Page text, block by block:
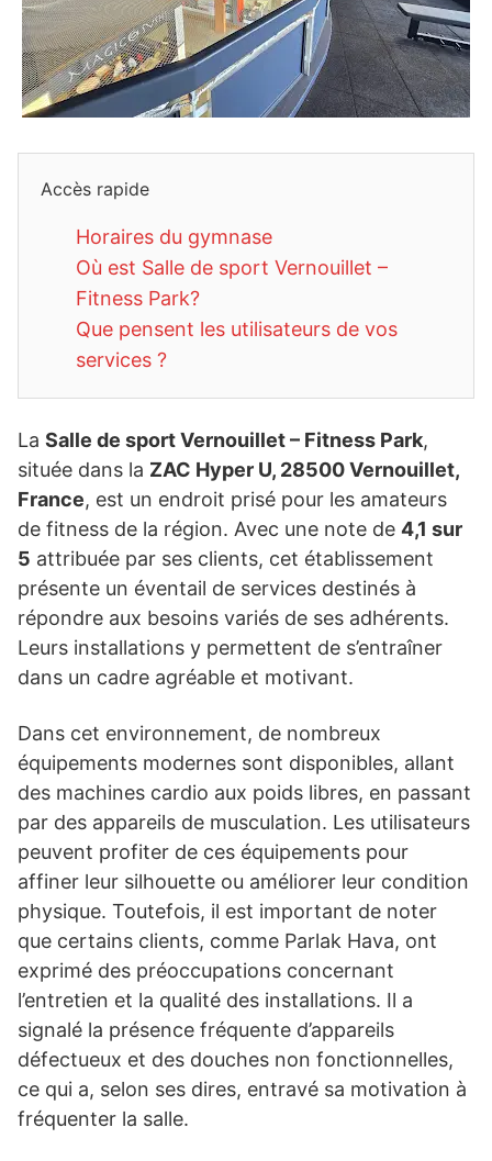
Accès rapide
Horaires du gymnase
Où est Salle de sport Vernouillet –
Fitness Park?
Que pensent les utilisateurs de vos
services ?
La Salle de sport Vernouillet – Fitness Park,
située dans la ZAC Hyper U, 28500 Vernouillet,
France, est un endroit prisé pour les amateurs
de fitness de la région. Avec une note de 4,1 sur
5 attribuée par ses clients, cet établissement
présente un éventail de services destinés à
répondre aux besoins variés de ses adhérents.
Leurs installations y permettent de s’entraîner
dans un cadre agréable et motivant.
Dans cet environnement, de nombreux
équipements modernes sont disponibles, allant
des machines cardio aux poids libres, en passant
par des appareils de musculation. Les utilisateurs
peuvent profiter de ces équipements pour
affiner leur silhouette ou améliorer leur condition
physique. Toutefois, il est important de noter
que certains clients, comme Parlak Hava, ont
exprimé des préoccupations concernant
l’entretien et la qualité des installations. Il a
signalé la présence fréquente d’appareils
défectueux et des douches non fonctionnelles,
ce qui a, selon ses dires, entravé sa motivation à
fréquenter la salle.